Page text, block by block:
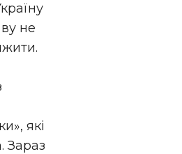
не
які
Зараз